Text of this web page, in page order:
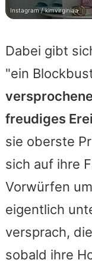
Dabei gibt
"ein
freudiges
sie oberste
sich auf ihre
Vorwürfen
eigentlich
versprach,
sobald ihre
Instagram / kimvirginiaa